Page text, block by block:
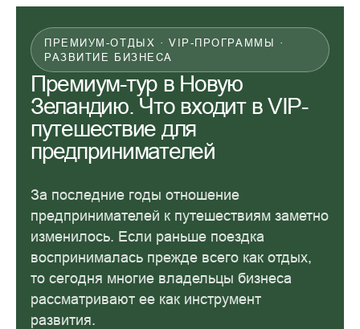
ПРЕМИУМ-ОТДЫХ · VIP-ПРОГРАММЫ ·
РАЗВИТИЕ БИЗНЕСА
Премиум-тур в Новую
Зеландию. Что входит в VIP-
путешествие для
предпринимателей
За последние годы отношение
предпринимателей к путешествиям заметно
изменилось. Если раньше поездка
воспринималась прежде всего как отдых,
то сегодня многие владельцы бизнеса
рассматривают ее как инструмент
развития.